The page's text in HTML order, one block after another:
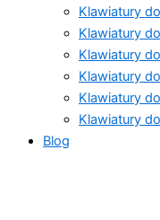
Klawiatury
Klawiatury
Klawiatury
Klawiatury
Klawiatury
Klawiatury
Blog